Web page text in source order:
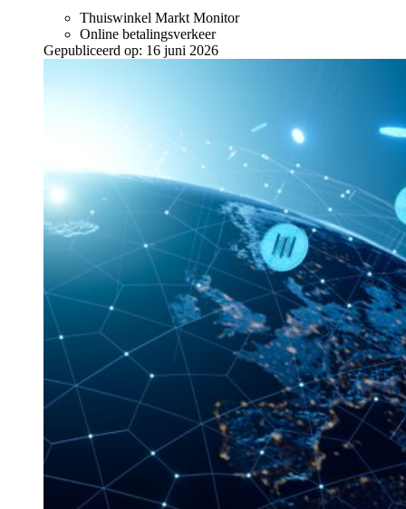
Thuiswinkel Markt Monitor
Online betalingsverkeer
Gepubliceerd op: 16 juni 2026